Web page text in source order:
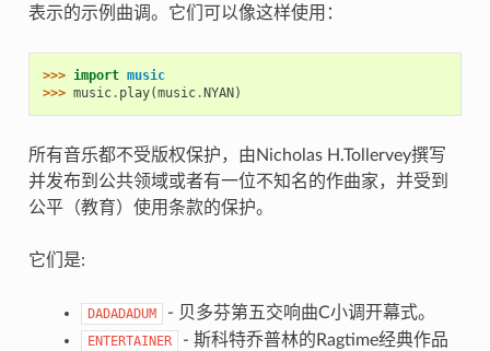
表示的示例曲调。它们可以像这样使用：
>>> import music
>>> music. play(music. NYAN )
所有音乐都不受版权保护，由Nicholas H.Tollervey撰写
并发布到公共领域或者有一位不知名的作曲家，并受到
公平（教育）使用条款的保护。
它们是:
DADADADUM - 贝多芬第五交响曲C小调开幕式。
ENTERTAINER
- 斯科特乔普林的Ragtime经典作品